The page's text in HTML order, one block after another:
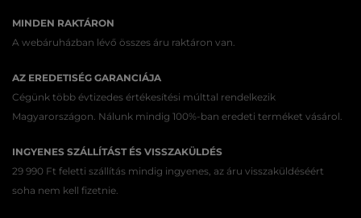
MINDEN RAKTÁRON
A webáruházban lévő összes áru raktáron van.
AZ EREDETISÉG GARANCIÁJA
Cégünk több évtizedes értékesítési múlttal rendelkezik
Magyarországon. Nálunk mindig 100%-ban eredeti terméket vásárol.
INGYENES SZÁLLÍTÁST ÉS VISSZAKÜLDÉS
29 990 Ft feletti szállítás mindig ingyenes, az áru visszaküldéséért
soha nem kell fizetnie.